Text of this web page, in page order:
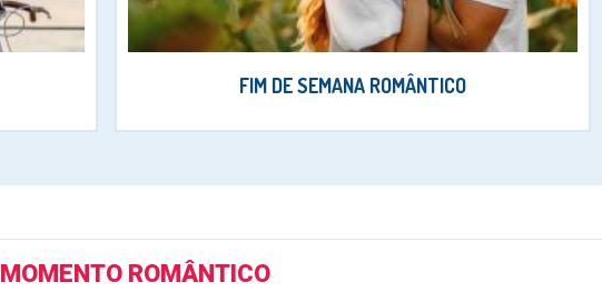
FIM DE SEMANA ROMÂNTICO
MOMENTO ROMÂNTICO